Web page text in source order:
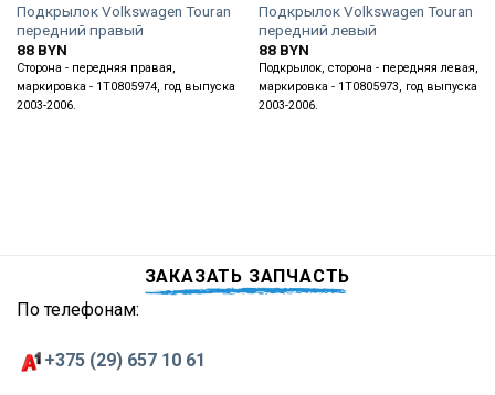
Подкрылок Volkswagen Touran
передний правый
88 BYN
Сторона - передняя правая,
маркировка - 1T0805974, год выпуска
2003-2006.
Подкрылок Volkswagen Touran
передний левый
88 BYN
Подкрылок, сторона - передняя левая,
маркировка - 1T0805973, год выпуска
2003-2006.
ЗАКАЗАТЬ ЗАПЧАСТЬ
По телефонам:
+375 (29) 657 10 61